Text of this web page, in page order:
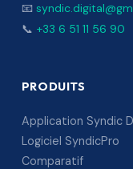
📧
📞 +33 6 51 11 56 90
PRODUITS
Application Syndic
Logiciel SyndicPro
Comparatif